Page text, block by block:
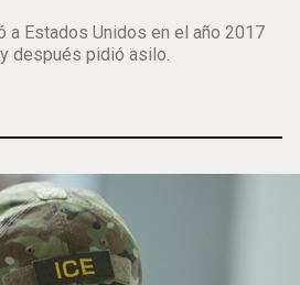
a Estados Unidos en el año 2017
después pidió asilo.